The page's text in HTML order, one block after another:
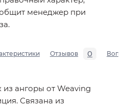
менеджер при
Отзывов 0
ангоры от Weaving
Связана из